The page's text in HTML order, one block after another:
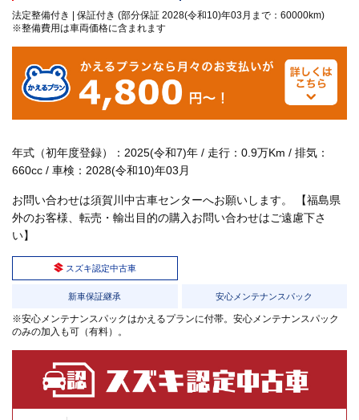
法定整備付き | 保証付き (部分保証 2028(令和10)年03月まで：60000km)
※整備費用は車両価格に含まれます
年式（初年度登録）：2025(令和7)年 / 走行：0.9万Km / 排気：
660cc / 車検：2028(令和10)年03月
お問い合わせは須賀川中古車センターへお願いします。 【福島県
外のお客様、転売・輸出目的の購入お問い合わせはご遠慮下さ
い】
スズキ認定中古車
新車保証継承 安心メンテナンスパック
※安心メンテナンスパックはかえるプランに付帯。安心メンテナンスパック
のみの加入も可（有料）。